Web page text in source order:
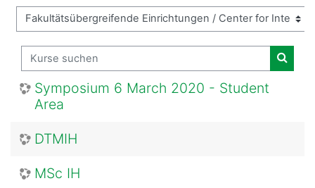
Kurse suchen
Kurse
Symposium 6 March 2020 - Student
Area
DTMIH
MSc IH